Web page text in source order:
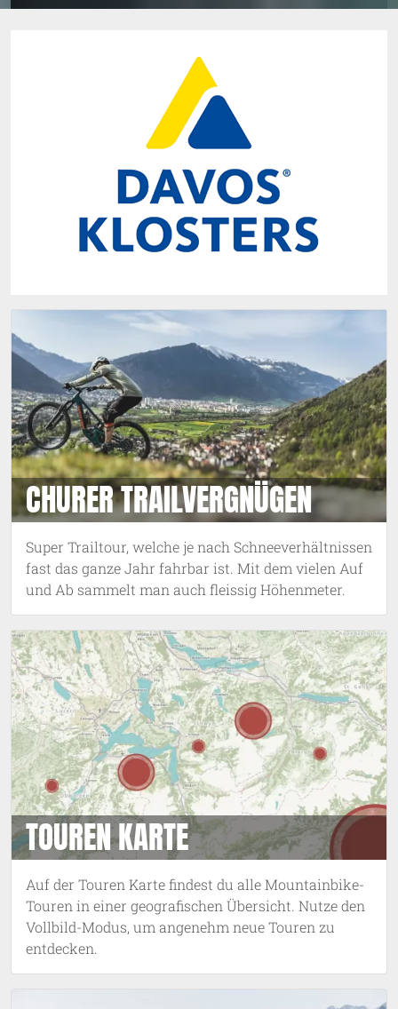
dann die Abfahrt durchs Mozentobel an den Rhein runter.
CHURER TRAILVERGNÜGEN
Super Trailtour, welche je nach Schneeverhältnissen
fast das ganze Jahr fahrbar ist. Mit dem vielen Auf
und Ab sammelt man auch fleissig Höhenmeter.
TOUREN KARTE
Auf der Touren Karte findest du alle Mountainbike-
Touren in einer geografischen Übersicht. Nutze den
Vollbild-Modus, um angenehm neue Touren zu
entdecken.